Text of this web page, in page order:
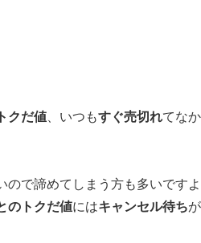
クだ値 、いつもすぐ売切れてな
ので諦めてしまう方も多いですよ
のトクだ値にはキャンセル待ち